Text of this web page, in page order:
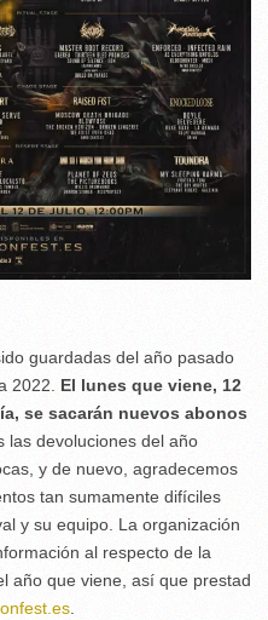
guardadas del año pasado
2022. El lunes que viene, 12
se sacarán nuevos abonos
las devoluciones del año
y de nuevo, agradecemos
tan sumamente difíciles
y su equipo. La organización
al respecto de la
año que viene, así que prestad